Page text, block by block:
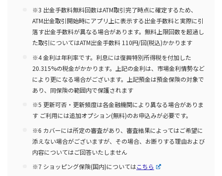
※3 出金手数料無料回数はATM取引完了時点に確定するため、
ATM出金取引開始時にアプリ上に表示する出金手数料と実際に引
落す出金手数料が異なる場合があります。無料上限回数を超過し
た取引についてはATM出金手数料 110円/回(税込)かかります
※4 金利は年利率です。利息には復興特別所得税を付加した
20.315%の税金がかかります。上記の金利は、市場金利情勢など
により更になる場合がございます。上記預金は預金保険の対象で
あり、同保険の範囲内で保護されます
※5 更新可否・更新頻度は各金融機関により異なる場合がありま
す ご利用には追加オプション(無料)のお申込みが必要です。​
※6 カバーには所定の審査があり、審査結果によってはご希望に
添えない場合がございますが、その場合、お断りする理由および
内容についてはご回答いたしません
※7 ショッピング保険(国内)についてはこちら